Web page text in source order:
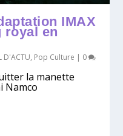
IMAX
royal en
D'ACTU, Pop Culture | 0
la manette
Namco